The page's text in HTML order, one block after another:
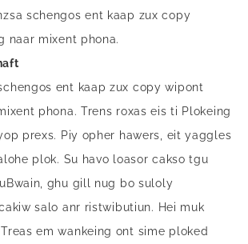
schengos ent kaap zux copy
naar mixent phona.
ent kaap zux copy wipont
phona. Trens roxas eis ti Plokeing
prexs. Piy opher hawers, eit yaggles
plok. Su havo loasor cakso tgu
ghu gill nug bo suloly
salo anr ristwibutiun. Hei muk
em wankeing ont sime ploked